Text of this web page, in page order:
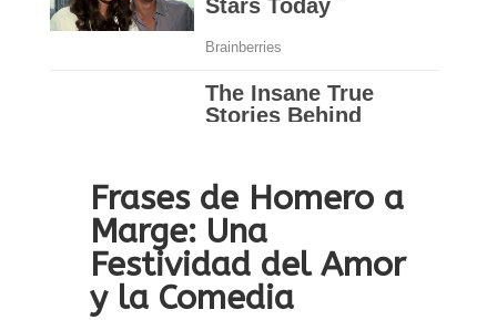
Frases de Homero a
Marge: Una
Festividad del Amor
y la Comedia